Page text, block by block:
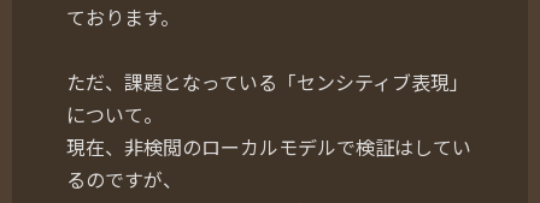
ております。
ただ、課題となっている「センシティブ表現」
について。
現在、非検閲のローカルモデルで検証はしてい
るのですが、